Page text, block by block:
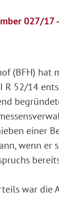
027/17
(BFH) hat
R 52/14
einer
wenn er
war die